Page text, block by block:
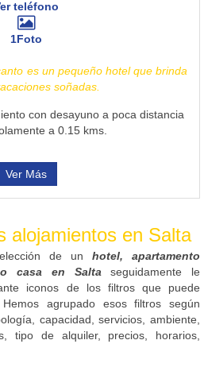
teléfono
1Foto
es un pequeño hotel que brinda
soñadas.
con desayuno a poca distancia
a 0.15 kms.
Ver Más
alojamientos en Salta
de un hotel, apartamento
casa en Salta seguidamente le
iconos de los filtros que puede
agrupado esos filtros según
capacidad, servicios, ambiente,
tipo de alquiler, precios, horarios,